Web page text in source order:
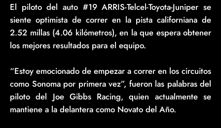
El piloto del auto #19 ARRIS-Telcel-Toyota-Juniper se
siente optimista de correr en la pista californiana de
2.52 millas (4.06 kilómetros), en la que espera obtener
los mejores resultados para el equipo.
“Estoy emocionado de empezar a correr en los circuitos
como Sonoma por primera vez”, fueron las palabras del
piloto del Joe Gibbs Racing, quien actualmente se
mantiene a la delantera como Novato del Año.